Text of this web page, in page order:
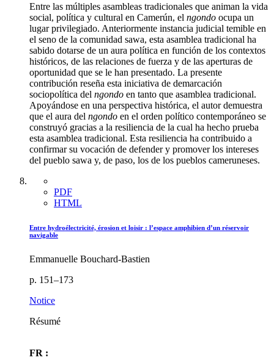
Entre las múltiples asambleas tradicionales que animan la vida
social, política y cultural en Camerún, el ngondo ocupa un
lugar privilegiado. Anteriormente instancia judicial temible en
el seno de la comunidad sawa, esta asamblea tradicional ha
sabido dotarse de un aura política en función de los contextos
históricos, de las relaciones de fuerza y de las aperturas de
oportunidad que se le han presentado. La presente
contribución reseña esta iniciativa de demarcación
sociopolítica del ngondo en tanto que asamblea tradicional.
Apoyándose en una perspectiva histórica, el autor demuestra
que el aura del ngondo en el orden político contemporáneo se
construyó gracias a la resiliencia de la cual ha hecho prueba
esta asamblea tradicional. Esta resiliencia ha contribuido a
confirmar su vocación de defender y promover los intereses
del pueblo sawa y, de paso, los de los pueblos cameruneses.
PDF
HTML
Entre hydroélectricité, érosion et loisir : l’espace amphibien d’un réservoir
navigable
Emmanuelle Bouchard-Bastien
p. 151–173
Notice
Résumé
FR :